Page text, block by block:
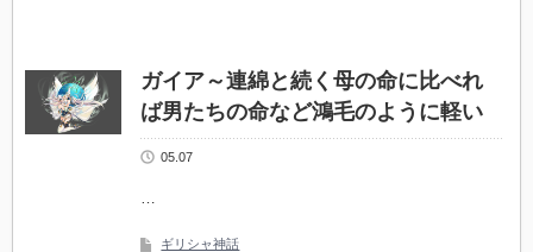
ガイア～連綿と続く母の命に比べれ
ば男たちの命など鴻毛のように軽い
05.07
…
ギリシャ神話